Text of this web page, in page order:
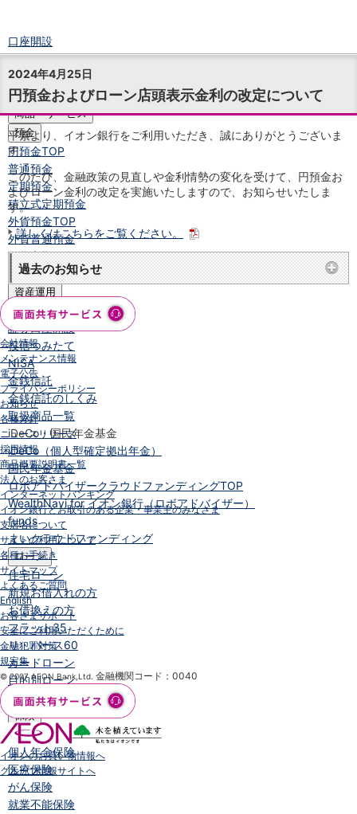
口座開設
ログイン
チャット
メニュー
商品・サービス
預金
円預金TOP
普通預金
定期預金
積立式定期預金
外貨預金TOP
外貨普通預金
外貨定期預金
外貨普通預金積立
資産運用
投資信託TOP
証券口座開設
投信つみたて
NISA
金銭信託
金銭信託のしくみ
取扱商品一覧
iDeCo・国民年金基金
iDeCo（個人型確定拠出年金）
国民年金基金
ロボアドバイザークラウドファンディングTOP
WealthNavi for イオン銀行（ロボアドバイザー）
funds
まいクラウドファンディング
ローン
住宅ローン
新規お借入れの方
お借換えの方
フラット35
リ・バース60
カードローン
目的別ローン
目的別ローンマイページ
保険
保険TOP
個人年金保険
医療保険
がん保険
就業不能保険
2024年4月25日
円預金およびローン店頭表示金利の改定について
平素より、イオン銀行をご利用いただき、誠にありがとうございま
す。
このたび、金融政策の見直しや金利情勢の変化を受けて、円預金お
よびローン金利の改定を実施いたしますので、お知らせいたしま
す。
詳しくはこちらをご覧ください。
過去のお知らせ
会社情報
メンテナンス情報
電子公告
プライバシーポリシー
お知らせ
各種方針
ニュースリリース
採用情報
商品概要説明書一覧
法人のお客さま
インターネットバンキング
イオン銀行とお取引のある企業・事業主のみなさま
支店名について
サイトの利用について
各種お手続き
サイトマップ
よくあるご質問
English
お客さまサポート
安全にご利用いただくために
金融犯罪対策
規定集
© 2007 AEON Bank,Ltd. 金融機関コード：0040
イオンのお買い物情報へ
グループ情報サイトへ